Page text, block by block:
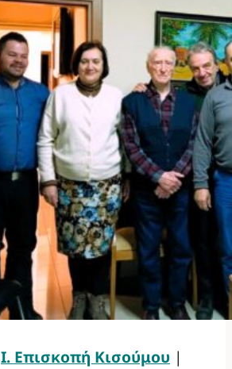
Ι. Επισκοπή Κισούμου |